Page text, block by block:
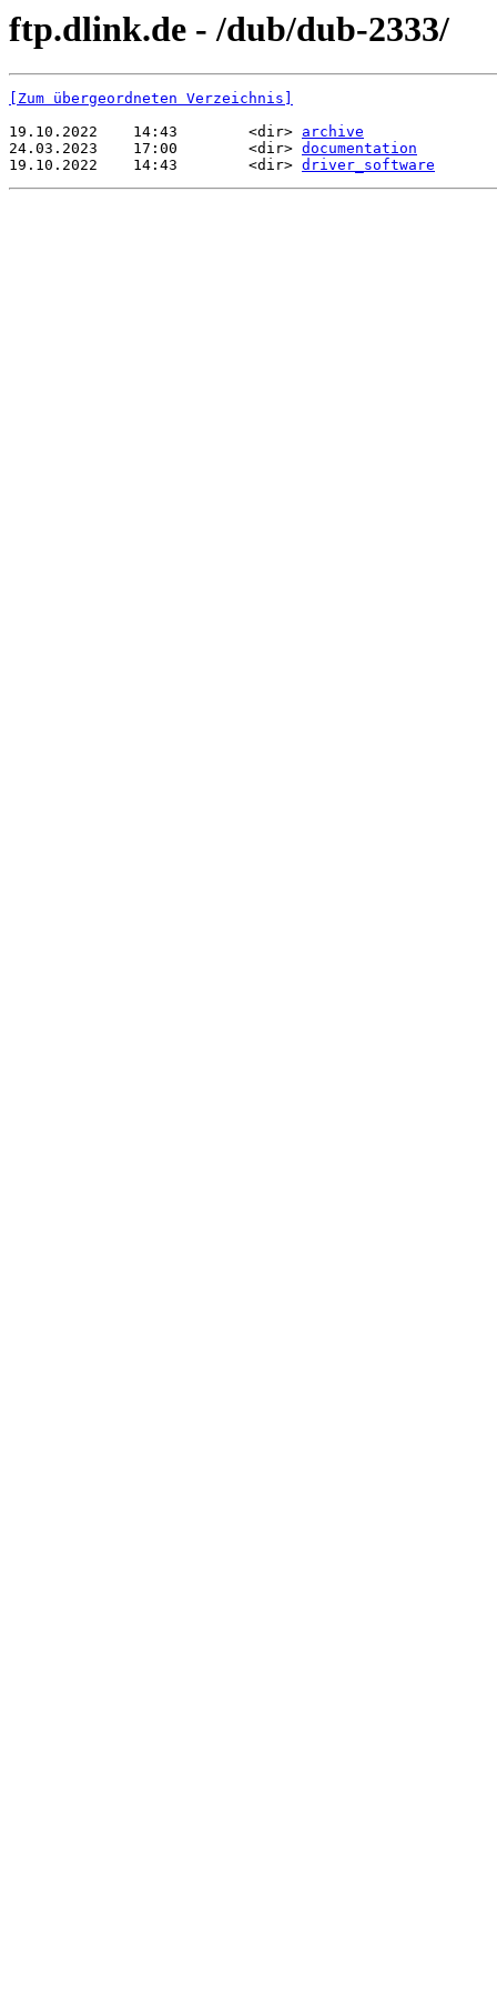
ftp.dlink.de - /dub/dub-2333/
[Zum übergeordneten Verzeichnis]
19.10.2022    14:43        <dir> archive
24.03.2023    17:00        <dir> documentation
19.10.2022    14:43        <dir> driver_software